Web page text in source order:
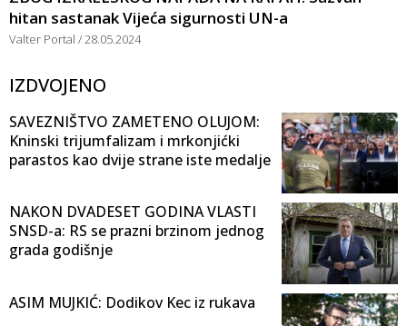
hitan sastanak Vijeća sigurnosti UN-a
Valter Portal 28.05.2024
IZDVOJENO
SAVEZNIŠTVO ZAMETENO OLUJOM:
Kninski trijumfalizam i mrkonjićki
parastos kao dvije strane iste medalje
NAKON DVADESET GODINA VLASTI
SNSD-a: RS se prazni brzinom jednog
grada godišnje
ASIM MUJKIĆ: Dodikov Kec iz rukava